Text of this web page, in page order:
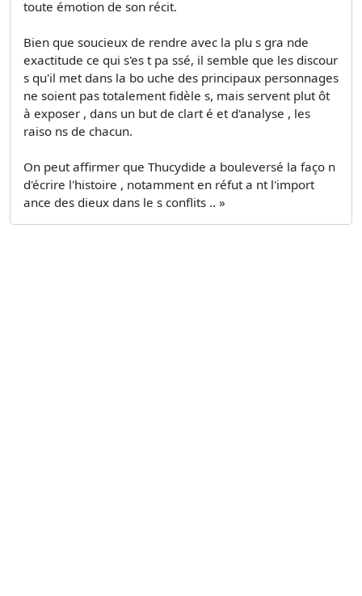
toute émotion de son récit.
Bien que soucieux de rendre avec la plu s gra nde
exactitude ce qui s'es t pa ssé, il semble que les discour
s qu'il met dans la bo uche des principaux personnages
ne soient pas totalement fidèle s, mais servent plut ôt
à exposer , dans un but de clart é et d'analyse , les
raiso ns de chacun.
On peut affirmer que Thucydide a bouleversé la faço n
d'écrire l'histoire , notamment en réfut a nt l'import
ance des dieux dans le s conflits .. »